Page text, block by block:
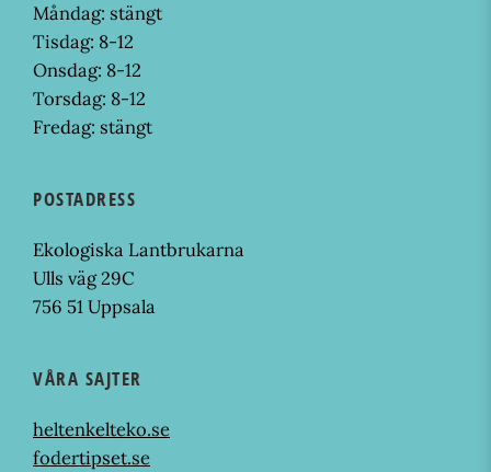
Måndag: stängt
Tisdag: 8-12
Onsdag: 8-12
Torsdag: 8-12
Fredag: stängt
POSTADRESS
Ekologiska Lantbrukarna
Ulls väg 29C
756 51 Uppsala
VÅRA SAJTER
heltenkelteko.se
fodertipset.se